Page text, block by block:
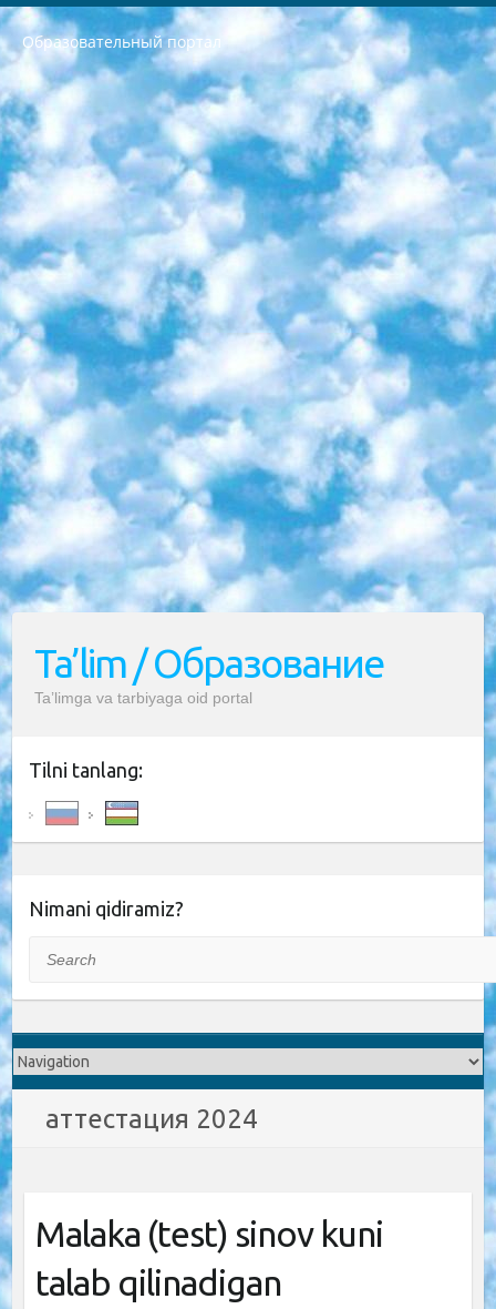
Образовательный портал
РЕСПУБЛИКА УЗБЕКИСТАН МИНИСТРЕРСТВО ДОШКОЛЬНОГО И ШКОЛЬНОГО ОБРАЗОВАНИЯ КОМАНДА в общеобразовательных учреждениях в 2023-2024 учебном году организация и проведение итоговой государственной аттестации обучающихся о Министра дошкольного и школьного образования Республики Узбекистан от 4 марта 2008 года (постановлением Минюста от 20 марта 2008 года № 1778 государственной регистрации) «Итоговое состояние учащихся общего среднего образования на основании положения об утверждении положения об аттестации общего среднего образования выпускной экзамен студентов в образовательных учреждениях в 2023-2024 учебном году В целях организации и прохождения аттестации приказываю: 1. Следующее: перечень предметов, по которым будет проводиться итоговая государственная аттестация и экзамен формы перевода согласно приложению 1; сертификаты международного образца, оценивающие уровень владения иностранными языками перечень согласно приложению 2; 2. Педагогический при специализированных образовательных учреждениях. научно-практический центр квалификации и международной оценки (Д.Давидова) 2024 г. До 25 марта: задания по предметам, по которым будет проводиться итоговая аттестация разработка и утверждение технических условий; итоговая аттестация на основании разработанного предметного задания разработка вопросов по предметам (устно и письменно), экзамен передача; общеобразовательные средние школы и специальные учебные заведения учащиеся выпускных классов школ и интернатов в агентской системе подготовка базы данных экзаменационных материалов и критериев оценки; перевод базы экзаменационных материалов на все языки обучения подать в Республиканский образовательный центр для изготовления; варианты экзаменов на основе разработанных контрольных материалов пусть будут поставлены задачи формирования. 3. Республиканский образовательный центр (Ш.Худайкулов) до 5 апреля 2024 года. до: база данных предоставленных экзаменационных материалов на все языки обучения перевод и экспертиза; для слепых, слабовидящих, глухих, слабослышащих и умственно отсталых детей учащиеся выпускных классов специализированных школ и школ-интернатов база данных экзаменационных материалов на всех преподаваемых языках подготовка критериев оценки; специализированные школы для умственно отсталых детей и технологии для учащихся выпускных классов школ-интернатов разработка соответствующих рекомендаций и критериев проведения ЕГЭ по естествознанию давать задания. 4. Педагогический при специализированных образовательных учреждениях. Научно-практический центр навыков и международной оценки (Д.Давидова), Республика образовательный центр (Худайкулов Ш.) итоговый государственный аттестационный экзамен ориентирован на творческое и логическое мышление при подготовке базы материалов учитывать введение заданий. 5. Следует отметить, что: сертификат государственного образца о знании общеобразовательного предмета и как минимум национальный уровень B1 по предметам на иностранных языках, указанным в Приложении 2. или международно признанный сертификат эквивалентного уровня студенты, изучающие определенный предмет, освобождаются от экзамена; по соответствующим предметам запланирована итоговая государственная аттестация за день до дня, путем жеребьевки Рабочей группой (в письменной форме по предметам, проводимым в форме) из числа сформированных вариантов выбрано 2 варианта; 2 выбранных варианта экзамена анонсированы на официальном сайте министерства и все выпускники по всей стране на основе этих вариантов проводит итоговую государственную аттестацию. 6. Государственное образование учащихся средних общеобразовательных учреждений. знания в соответствии с квалификационными требованиями, которые необходимо приобрести на основании стандартов итоговый (выпускной) контроль для 9 и 11 классов в целях тестирования Экзамены (далее – экзамены) состоят из предметов, перечисленных в приложении 1. будет сделано. 7. Экзамены пройдут с 26 мая по 15 июня 2024 г. (кроме науки физического воспитания). 8. Физическая для учащихся 9 классов общесредних образовательных учреждений. Экзамены по предмету «Образование, квалификация медицина» 1-6 мая 2024 года. сотрудники перевести под присмотр (с отклонениями в физическом или умственном развитии) специализированная школа для детей, школы-интернаты и со сколиозом школы-интернаты санаторного типа для больных детей исключены). 9. Он был слепым, слабовидящим и имел нарушения опорно-двигательного аппарата. экзамены в специализированных школах и интернатах для детей должны проводиться исходя из требований, предъявляемых к общеобразовательным учреждениям (физкультура кроме науки). 10. Специализированная школа для глухих и слабослышащих детей. и экзамены в интернатах и быть реализован в виде письменного теста по математике. 11. Специальность для умственно отсталых детей. Для 9 класса Родной язык и литературное письмо Государственный язык (язык обучения – узбекский). для неклассов) написано Математическое письмо Письменная/устная история Узбекистана Физическое воспитание практично Итоговый контроль Для 11 класса Написание родного языка и литературы (эссе) Математическое письмо Узбекский язык (обучение на узбекском языке) не посещающее общее среднее образование для учреждений)/Образовательное учреждение выбор письменный и устный Иностранный язык письменный/устный Письменная/устная история Узбекистана *По выбору студента:  Химия  Физика  Основы государственного права  География 10 бесплатных образовательных ресурсов - Мы составили подборку онлайн-проектов с интерактивными упражнениями, видеолекциями и статьями. Они помогут вам обрести новые и освежить старые знания бесплатно. 1. «ИНТУИТ» Старейшая образовательная площадка Рунета. Здесь вы найдёте сотни текстовых и видеокурсов на десятки различных тем — от программирования до психологии. Многие курсы подготовлены российскими университетами и крупными международными компаниями вроде Intel и Microsoft. Самостоятельное обучение бесплатное, но желающие могут оплатить услуги персональных наставников. 2. «Смартия» знакомит с актуальными профессиями и подсказывает, как им обучаться. Выбрав заинтересовавшую вас специальность — SMM-специалист, фотограф, веб-дизайнер или другую, — увидите список необходимых для неё умений. Чтобы вы могли освоить их самостоятельно, для каждого умения площадка отображает подборку ссылок на учебные материалы. Хотя «Смартия» ориентируется на русскоязычную аудиторию, часть контента всё же доступна только на английском. 3. «Лекторий Физтеха» Проект Московского физико-технического института (Физтеха). С его помощью вы можете смотреть онлайн серии лекций, записанные на видео в этом вузе. В числе доступных предметов — физика, биология, химия, информационные технологии и другие. К некоторым лекциям администрация ресурса прилагает готовые конспекты, которые можно скачивать в PDF-формате. 4. ITMOcourses Онлайн-площадка Санкт-Петербургского национального исследовательского университета информационных технологий, механики и оптики (ИТМО). Ресурс предоставляет свободный доступ к курсам, разработанным в этом вузе. Каталог материалов разбит на четыре категории: «Оптические системы и технологии», «Приборостроение и робототехника», «Информационные технологии» и «Биотехнологии». Курсы состоят из видеолекций, интерактивных демонстраций и заданий. 5. «КиберЛенинка» Электронная научная библиотека открытого доступа. Каталог площадки регулярно обрастает текстами статей из различных научных изданий. Сгруппированные по журналам и рубрикам публикации можно читать онлайн или скачивать целиком в PDF-формате. Проект нацелен на популяризацию науки за счёт открытого доступа к качественной информации. 6. «ПостНаука» На этом ресурсе публикуют подборки видеолекций, составленные экспертами из разных отраслей и объединённые общими темами. Среди них, к примеру, есть серии «Биоинформатика и геномика», «Культура средневековой Скандинавии» и Cinema Studies о теории кино. Каждая подборка лекций — логически связанная история, рассказанная экспертом от первого лица. Кроме того, на сайте появляются научно-образовательные статьи и тесты на разные темы. 7. «Newочём» Команда проекта «Newочём» отбирает самые интересные тексты из англоязычных СМИ и переводит те из них, за которые голосуют участники сообщества «ВКонтакте». По большей части это научно-популярные статьи. Редакторы придумывают лишь заголовки, в остальном содержание переводов соответствует оригиналам. Полные тексты можно читать прямо в социальной сети. 8. InternetUrok Онлайн-база материалов по основным дисциплинам школьной программы. Информация на сайте структурирована по классам, предметам и темам (урокам). Каждый урок состоит из видеолекций и конспектов. Есть также интерактивные тренажёры и тесты для закрепления пройденного материала. Даже если вы давно окончили школу, возможность повторить программу старших классов всегда может пригодиться. 9. Edutainme Ещё один ресурс об образовании. В отличие от Newtonew, как мне кажется, Edutainme больше ориентируется на представителей индустрии: педагогов, предпринимателей, разработчиков образовательных проектов. Но и любой, кто просто стремится к саморазвитию, найдёт на сайте много полезного и интересного для себя. Например, информацию о новых курсах и образовательных сервисах. 10. Newtonew Онлайн-медиа об образовании и обучении в широком смысле. Авторы Newtonew пишут об инструментах, заведениях, тактиках и стратегиях, которые помогают учить других и получать новые знания самостоятельно. На этой площадке вы найдёте новости, обзоры, аналитические мат
Ta’lim / Образование
Ta’limga va tarbiyaga oid portal
Tilni tanlang:
Nimani qidiramiz?
аттестация 2024
Malaka (test) sinov kuni
talab qilinadigan